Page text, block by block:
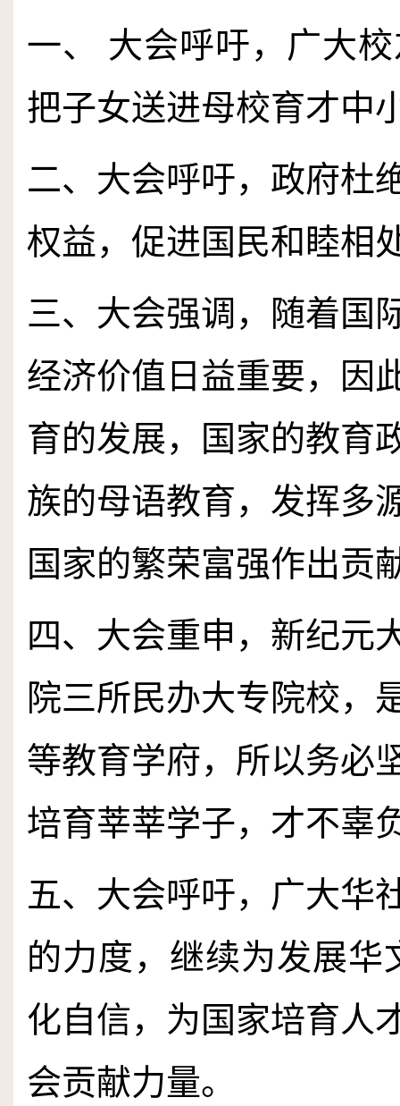
一、 大会呼吁，广大
把子女送进母校育才中
二、大会呼吁，政府杜
权益，促进国民和睦相
三、大会强调，随着国
经济价值日益重要，因
育的发展，国家的教育
族的母语教育，发挥多
国家的繁荣富强作出贡
四、大会重申，新纪元
院三所民办大专院校，
等教育学府，所以务必
培育莘莘学子，才不辜
五、大会呼吁，广大华
的力度，继续为发展
化自信，为国家培育人
会贡献力量。